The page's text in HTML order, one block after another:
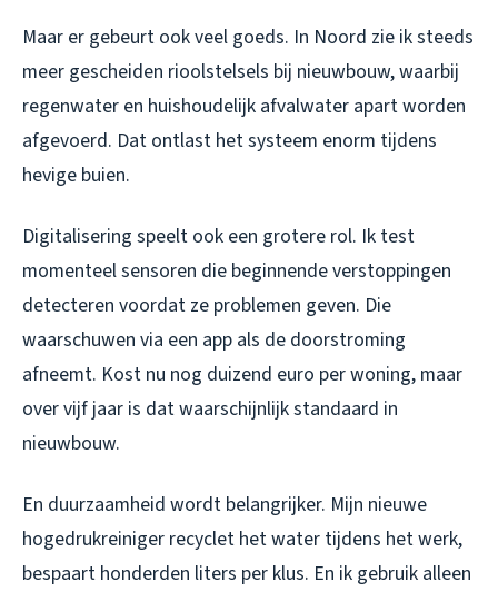
Maar er gebeurt ook veel goeds. In Noord zie ik steeds
meer gescheiden rioolstelsels bij nieuwbouw, waarbij
regenwater en huishoudelijk afvalwater apart worden
afgevoerd. Dat ontlast het systeem enorm tijdens
hevige buien.
Digitalisering speelt ook een grotere rol. Ik test
momenteel sensoren die beginnende verstoppingen
detecteren voordat ze problemen geven. Die
waarschuwen via een app als de doorstroming
afneemt. Kost nu nog duizend euro per woning, maar
over vijf jaar is dat waarschijnlijk standaard in
nieuwbouw.
En duurzaamheid wordt belangrijker. Mijn nieuwe
hogedrukreiniger recyclet het water tijdens het werk,
bespaart honderden liters per klus. En ik gebruik alleen